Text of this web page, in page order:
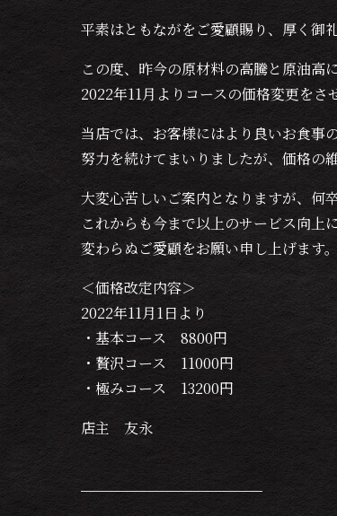
平素はともながをご愛顧賜り、厚く御
この度、昨今の原材料の高騰と原油高
2022年11月よりコースの価格変更をさ
当店では、お客様にはより良いお食事
努力を続けてまいりましたが、価格の
大変心苦しいご案内となりますが、何
これからも今まで以上のサービス向上
変わらぬご愛顧をお願い申し上げます。
＜価格改定内容＞
2022年11月1日より
・基本コース 8800円
・贅沢コース 11000円
・極みコース 13200円
店主 友永